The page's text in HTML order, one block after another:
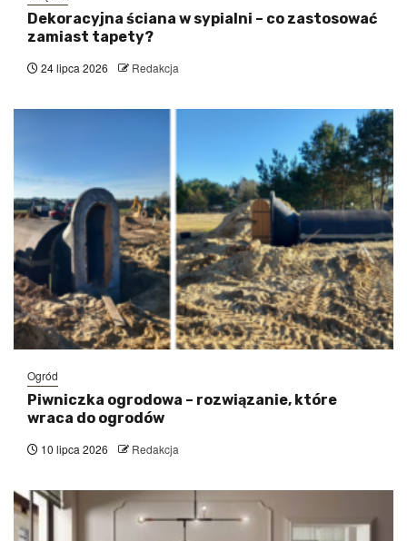
Dekoracyjna ściana w sypialni – co zastosować
zamiast tapety?
24 lipca 2026 Redakcja
Ogród
Piwniczka ogrodowa – rozwiązanie, które
wraca do ogrodów
10 lipca 2026 Redakcja